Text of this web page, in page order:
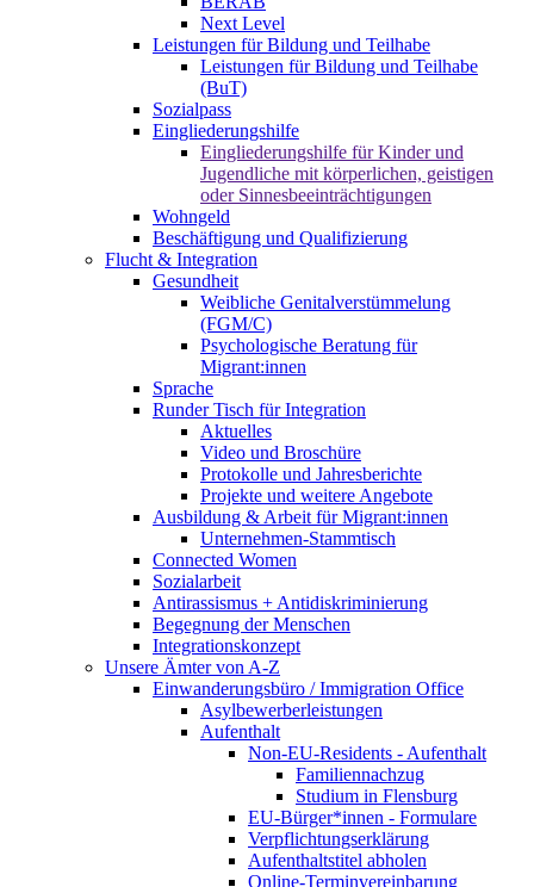
Next Level
Leistungen für Bildung und Teilhabe
Leistungen für Bildung und Teilhabe
(BuT)
Sozialpass
Eingliederungshilfe
Eingliederungshilfe für Kinder und
Jugendliche mit körperlichen, geistigen
oder Sinnesbeeinträchtigungen
Wohngeld
Beschäftigung und Qualifizierung
Flucht & Integration
Gesundheit
Weibliche Genitalverstümmelung
(FGM/C)
Psychologische Beratung für
Migrant:innen
Sprache
Runder Tisch für Integration
Aktuelles
Video und Broschüre
Protokolle und Jahresberichte
Projekte und weitere Angebote
Ausbildung & Arbeit für Migrant:innen
Unternehmen-Stammtisch
Connected Women
Sozialarbeit
Antirassismus + Antidiskriminierung
Begegnung der Menschen
Integrationskonzept
Unsere Ämter von A-Z
Einwanderungsbüro / Immigration Office
Asylbewerberleistungen
Aufenthalt
Non-EU-Residents - Aufenthalt
Familiennachzug
Studium in Flensburg
EU-Bürger*innen - Formulare
Verpflichtungserklärung
Aufenthaltstitel abholen
Online-Terminvereinbarung